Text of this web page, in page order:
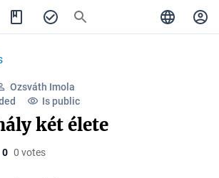
Ozsváth Imola
Is public
két élete
0 0 votes